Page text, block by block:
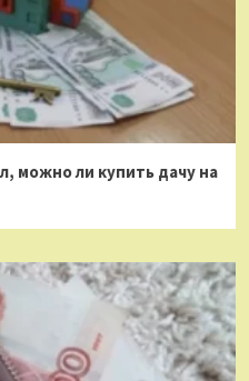
можно ли купить дачу на